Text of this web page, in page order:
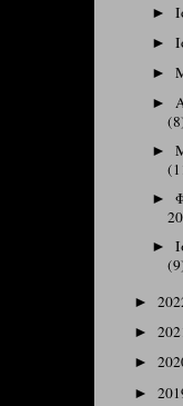
►
►
►
►
►
►
►
►
►
►
►